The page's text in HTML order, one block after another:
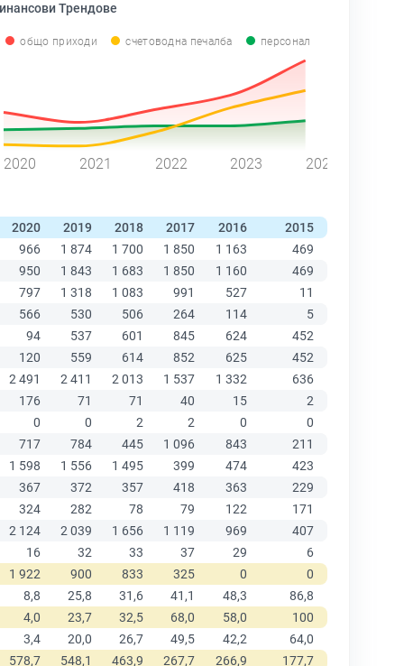
Трендове
общо приходи счетоводна печалба персонал
2020 2021 2022 2023 2024
2020 2019 2018 2017 2016 2015